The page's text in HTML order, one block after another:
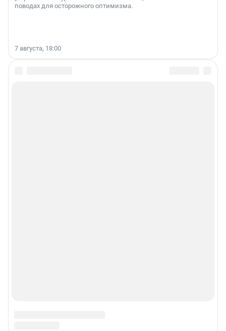
поводах для осторожного оптимизма.
7 августа, 18:00